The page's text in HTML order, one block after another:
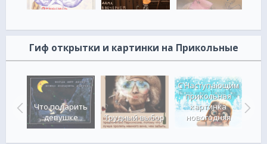
Гиф открытки и картинки на Прикольные
Что подарить
девушке
Трудный выбор
С Наступающим
прикольная
картинка
новогодняя